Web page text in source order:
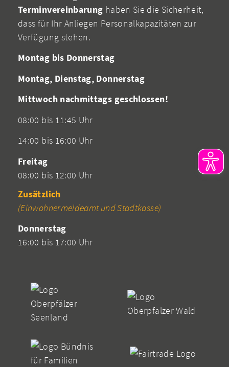
Terminvereinbarung haben Sie die Sicherheit,
dass für Ihr Anliegen Personalkapazitäten zur
Verfügung stehen.
Montag bis Donnerstag
Montag, Dienstag, Donnerstag
Mittwoch nachmittags geschlossen!
08:00 bis 11:45 Uhr
14:00 bis 16:00 Uhr
Freitag
08:00 bis 12:00 Uhr
Zusätzlich
(Einwohnermeldeamt und Stadtkasse)
Donnerstag
16:00 bis 17:00 Uhr